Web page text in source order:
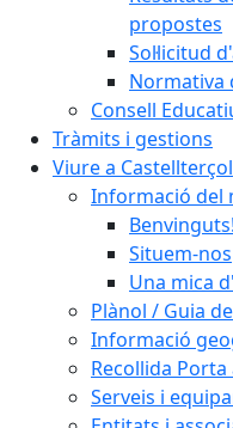
propostes
Sol·licitud
Normativa
Consell
Tràmits i gestions
Viure a Castellterçol
Informació del
Benvinguts!
Situem-nos
Una mica
Plànol / Guia
Informació
Recollida Porta
Serveis i